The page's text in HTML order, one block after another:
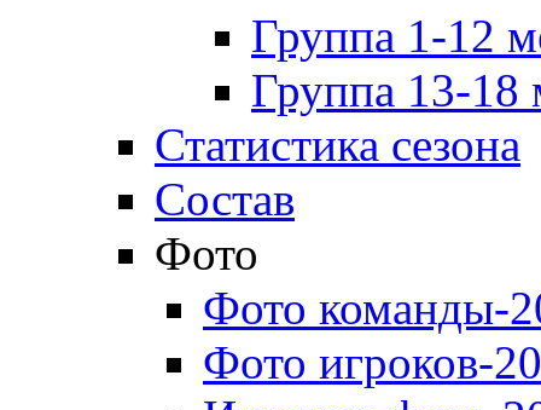
Группа 1-12
Группа 13-18
Статистика сезона
Состав
Фото
Фото команды-
Фото игроков-